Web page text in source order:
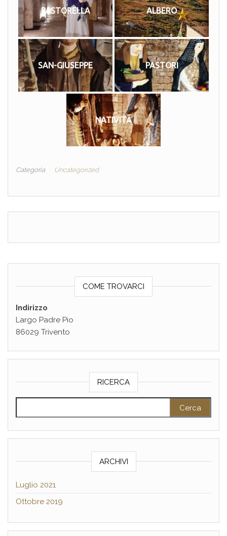
PASTORELLA ALBERO
SAN-GIUSEPPE PASTORI
NATIVITA
Categoria Uncategorized
COME TROVARCI
Indirizzo
Largo Padre Pio
86029 Trivento
RICERCA
ARCHIVI
Luglio 2021
Ottobre 2019